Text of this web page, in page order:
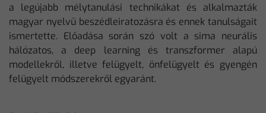
a legújabb mélytanulási technikákat és alkalmazták
magyar nyelvű beszédleiratozásra és ennek tanulságait
ismertette. Előadása során szó volt a sima neurális
hálózatos, a deep learning és transzformer alapú
modellekről, illetve felügyelt, önfelügyelt és gyengén
felügyelt módszerekről egyaránt.